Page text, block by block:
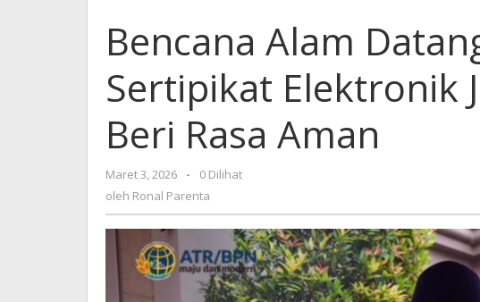
Tanpa
Permisi,
Sertipikat
Elektronik
Pilihan
Karena
Bencana Alam
Sertipikat Elektronik
Beri Rasa Aman
Maret 3, 2026
oleh
Ronal
-
0 Dilihat
oleh Ronal Parenta